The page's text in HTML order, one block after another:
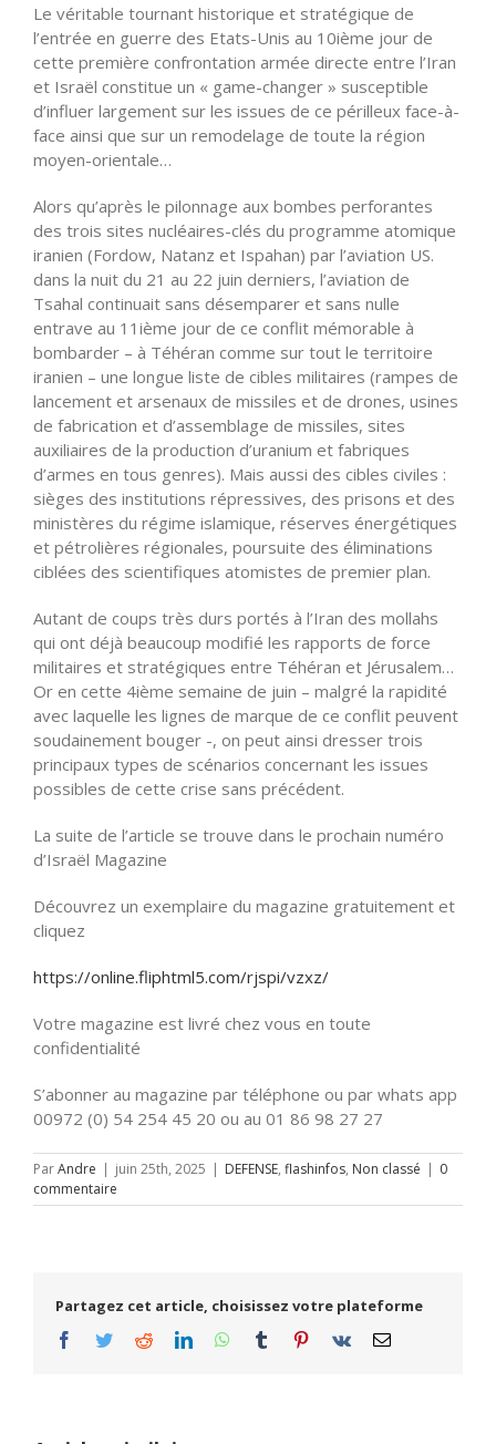
Le véritable tournant historique et stratégique de
l’entrée en guerre des Etats-Unis au 10ième jour de
cette première confrontation armée directe entre l’Iran
et Israël constitue un « game-changer » susceptible
d’influer largement sur les issues de ce périlleux face-à-
face ainsi que sur un remodelage de toute la région
moyen-orientale…
Alors qu’après le pilonnage aux bombes perforantes
des trois sites nucléaires-clés du programme atomique
iranien (Fordow, Natanz et Ispahan) par l’aviation US.
dans la nuit du 21 au 22 juin derniers, l’aviation de
Tsahal continuait sans désemparer et sans nulle
entrave au 11ième jour de ce conflit mémorable à
bombarder – à Téhéran comme sur tout le territoire
iranien – une longue liste de cibles militaires (rampes de
lancement et arsenaux de missiles et de drones, usines
de fabrication et d’assemblage de missiles, sites
auxiliaires de la production d’uranium et fabriques
d’armes en tous genres). Mais aussi des cibles civiles :
sièges des institutions répressives, des prisons et des
ministères du régime islamique, réserves énergétiques
et pétrolières régionales, poursuite des éliminations
ciblées des scientifiques atomistes de premier plan.
Autant de coups très durs portés à l’Iran des mollahs
qui ont déjà beaucoup modifié les rapports de force
militaires et stratégiques entre Téhéran et Jérusalem…
Or en cette 4ième semaine de juin – malgré la rapidité
avec laquelle les lignes de marque de ce conflit peuvent
soudainement bouger -, on peut ainsi dresser trois
principaux types de scénarios concernant les issues
possibles de cette crise sans précédent.
La suite de l’article se trouve dans le prochain numéro
d’Israël Magazine
Découvrez un exemplaire du magazine gratuitement et
cliquez
https://online.fliphtml5.com/rjspi/vzxz/
Votre magazine est livré chez vous en toute
confidentialité
S’abonner au magazine par téléphone ou par whats app
00972 (0) 54 254 45 20 ou au 01 86 98 27 27
ParAndre | juin 25th, 2025 | DEFENSE, flashinfos, Non classé | 0
commentaire
Partagez cet article, choisissez votre plateforme
Facebook
TwitterRedditLinkedInWhatsApp
Tumblr Pinterest
Vk Email